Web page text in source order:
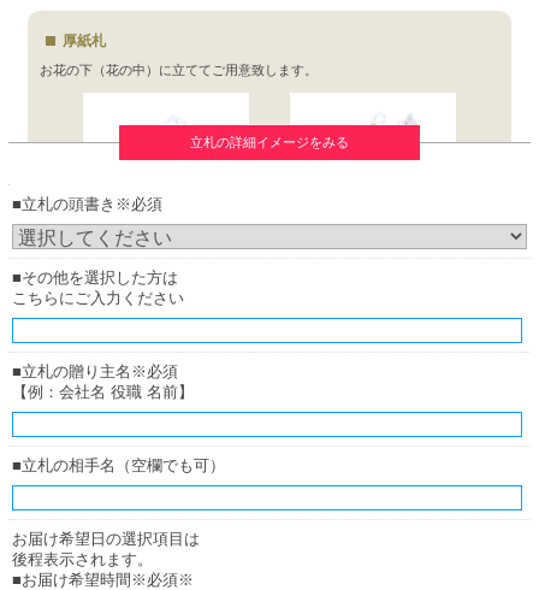
厚紙札
お花の下（花の中）に立ててご用意致します。
（正面からみたイメージ）
（横からみたイメージ）
木調ボード
お花の下（花の中）に立ててご用意致します。
立札の詳細イメージをみる
■立札の頭書き※必須
■その他を選択した方は
こちらにご入力ください
■立札の贈り主名※必須
【例：会社名 役職 名前】
■立札の相手名（空欄でも可）
お届け希望日の選択項目は
後程表示されます。
■お届け希望時間※必須※